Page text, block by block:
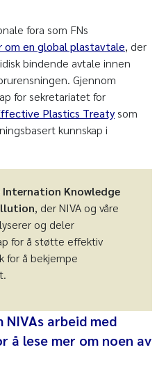
fora som FNs
om en global plastavtale, der
bindende avtale innen
Gjennom
for sekretariatet for
Plastics Treaty som
kunnskap i
Internation Knowledge
, der NIVA og våre
og deler
for å støtte effektiv
for å bekjempe
arbeid med
å lese mer om noen av